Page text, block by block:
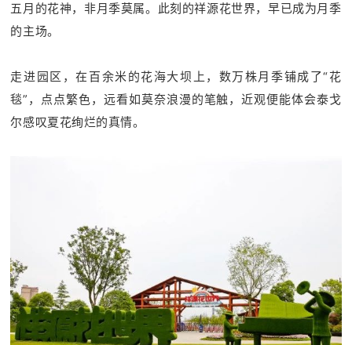
五月的花神，非月季莫属。此刻的祥源花世界，早已成为月季
的主场。
走进园区，在百余米的花海大坝上，数万株月季铺成了“花
毯”，点点繁色，远看如莫奈浪漫的笔触，近观便能体会泰戈
尔感叹夏花绚烂的真情。